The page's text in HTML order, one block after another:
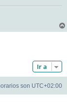
Ir a
son UTC+02:00